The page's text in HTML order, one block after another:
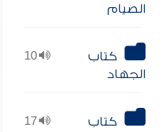
الصيام
10
كتاب
الجهاد
17
كتاب